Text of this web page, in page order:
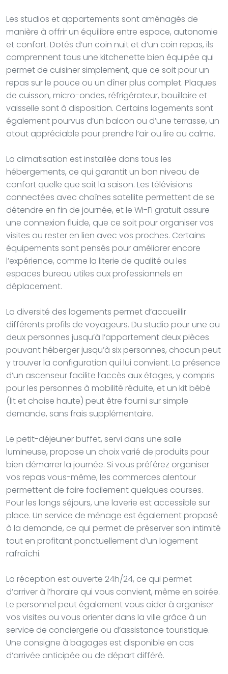
Les studios et appartements sont aménagés de
manière à offrir un équilibre entre espace, autonomie
et confort. Dotés d’un coin nuit et d’un coin repas, ils
comprennent tous une kitchenette bien équipée qui
permet de cuisiner simplement, que ce soit pour un
repas sur le pouce ou un dîner plus complet. Plaques
de cuisson, micro-ondes, réfrigérateur, bouilloire et
vaisselle sont à disposition. Certains logements sont
également pourvus d’un balcon ou d’une terrasse, un
atout appréciable pour prendre l’air ou lire au calme.
La climatisation est installée dans tous les
hébergements, ce qui garantit un bon niveau de
confort quelle que soit la saison. Les télévisions
connectées avec chaînes satellite permettent de se
détendre en fin de journée, et le Wi-Fi gratuit assure
une connexion fluide, que ce soit pour organiser vos
visites ou rester en lien avec vos proches. Certains
équipements sont pensés pour améliorer encore
l’expérience, comme la literie de qualité ou les
espaces bureau utiles aux professionnels en
déplacement.
La diversité des logements permet d’accueillir
différents profils de voyageurs. Du studio pour une ou
deux personnes jusqu’à l’appartement deux pièces
pouvant héberger jusqu’à six personnes, chacun peut
y trouver la configuration qui lui convient. La présence
d’un ascenseur facilite l’accès aux étages, y compris
pour les personnes à mobilité réduite, et un kit bébé
(lit et chaise haute) peut être fourni sur simple
demande, sans frais supplémentaire.
Le petit-déjeuner buffet, servi dans une salle
lumineuse, propose un choix varié de produits pour
bien démarrer la journée. Si vous préférez organiser
vos repas vous-même, les commerces alentour
permettent de faire facilement quelques courses.
Pour les longs séjours, une laverie est accessible sur
place. Un service de ménage est également proposé
à la demande, ce qui permet de préserver son intimité
tout en profitant ponctuellement d’un logement
rafraîchi.
La réception est ouverte 24h/24, ce qui permet
d’arriver à l’horaire qui vous convient, même en soirée.
Le personnel peut également vous aider à organiser
vos visites ou vous orienter dans la ville grâce à un
service de conciergerie ou d’assistance touristique.
Une consigne à bagages est disponible en cas
d’arrivée anticipée ou de départ différé.